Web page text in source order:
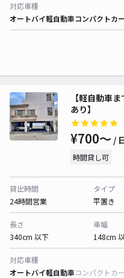
対応車種
オートバイ軽自動車コンパクトカー
【軽自動車
あり】
¥700〜 /
時間貸し可
貸出時間
24時間営業
タイプ
平置き
長さ
340cm 以下
車幅
148cm
対応車種
オートバイ軽自動車コンパクトカー